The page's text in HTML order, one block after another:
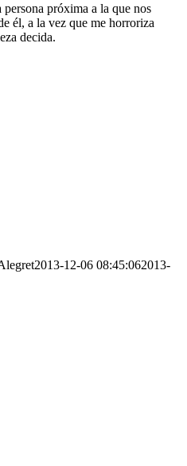
próxima a la que nos
él, a la vez que me horroriza
decida.
2013-12-06 08:45:062013-